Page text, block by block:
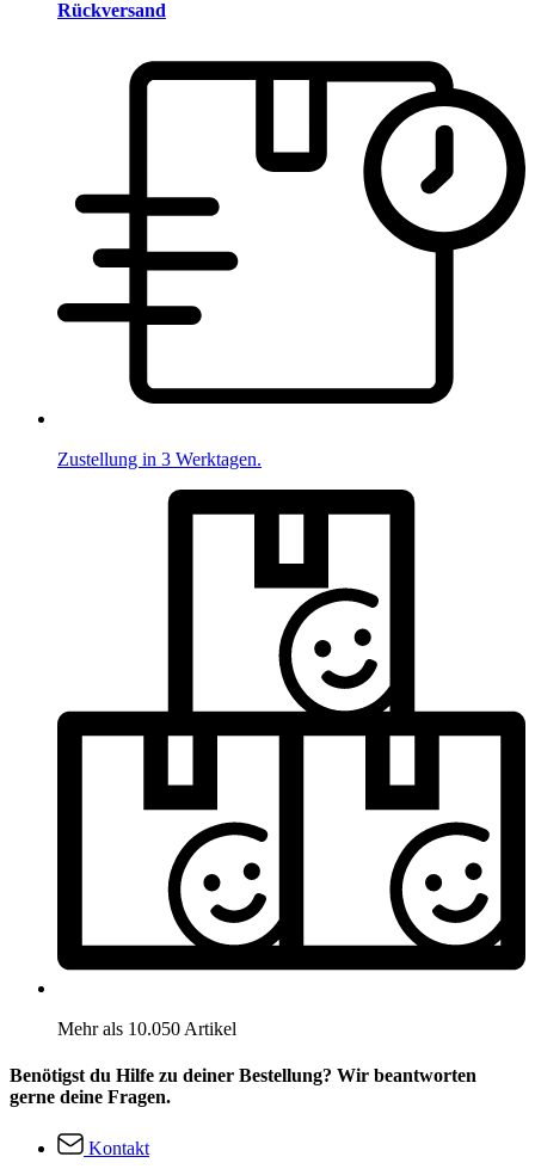
Rückversand
Zustellung in 3 Werktagen.
Mehr als 10.050 Artikel
Benötigst du Hilfe zu deiner Bestellung? Wir beantworten
gerne deine Fragen.
Kontakt